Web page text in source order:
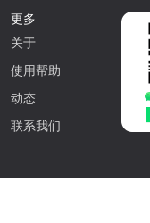
更多
关于
使用帮助
动态
联系我们